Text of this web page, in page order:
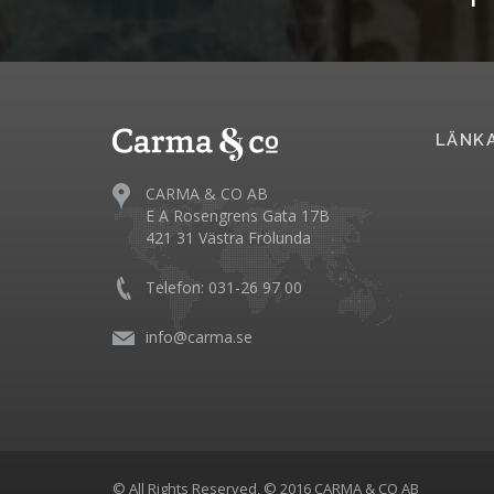
CARMA & CO AB
E A Rosengrens Gata 17B
421 31 Västra Frölunda
Telefon: 031-26 97 00
info@carma.se
© All Rights Reserved, © 2016 CARMA & CO AB